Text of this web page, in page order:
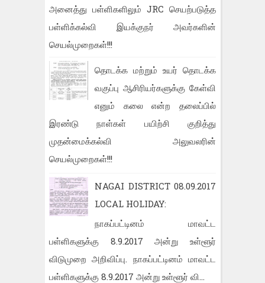
அனைத்து பள்ளிகளிலும் JRC செயற்படுத்த
பள்ளிக்கல்வி இயக்குநர் அவர்களின்
செயல்முறைகள்!!!
தொடக்க மற்றும் உயர் தொடக்க
வகுப்பு ஆசிரியர்களுக்கு கேள்வி
எனும் கலை என்ற தலைப்பில்
இரண்டு நாள்கள் பயிற்சி குறித்து
முதன்மைக்கல்வி அலுவலரின்
செயல்முறைகள்!!!
NAGAI DISTRICT 08.09.2017
LOCAL HOLIDAY:
நாகப்பட்டினம் மாவட்ட
பள்ளிகளுக்கு 8.9.2017 அன்று உள்ளூர்
விடுமுறை அறிவிப்பு. நாகப்பட்டினம் மாவட்ட
பள்ளிகளுக்கு 8.9.2017 அன்று உள்ளூர் வி...